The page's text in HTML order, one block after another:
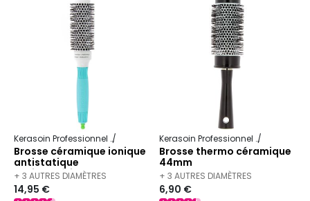
Kerasoin Professionnel Matériel Coiffure Brosse à brushing
Brosse céramique ionique
antistatique
antibactérienne 35mm
+ 3 AUTRES DIAMÈTRES
DISPONIBLES
14,95 €
Kerasoin Professionnel
Brosse thermo céramique
44mm
+ 3 AUTRES DIAMÈTRES
DISPONIBLES
6,90 €